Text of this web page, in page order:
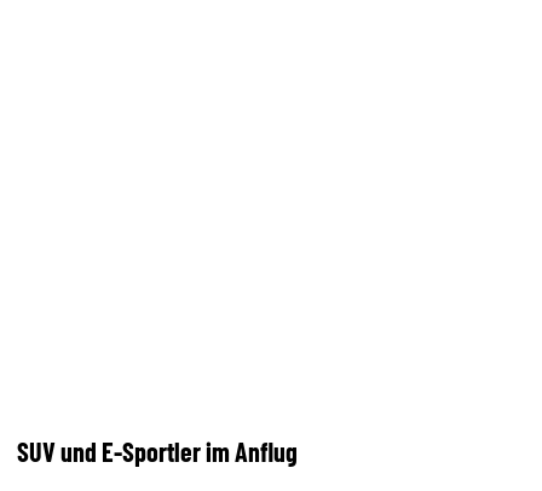
SUV und E-Sportler im Anflug